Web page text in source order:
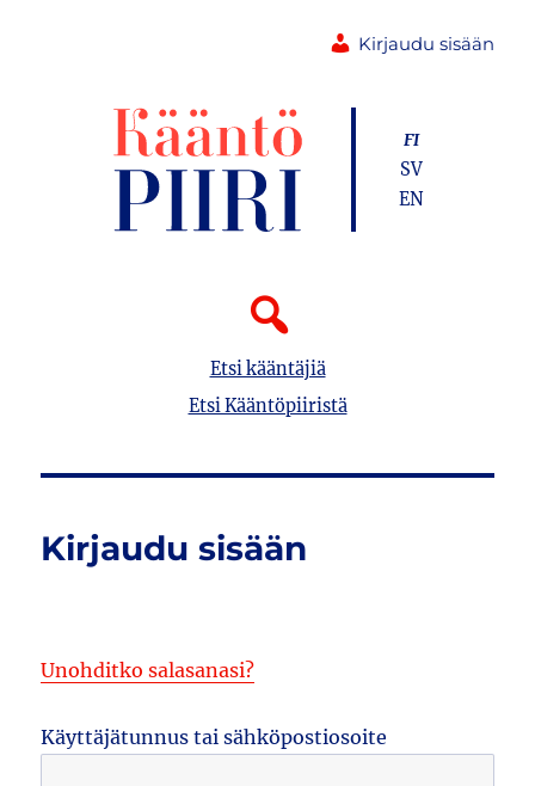
Kirjaudu sisään
Etsi kääntäjiä
Etsi Kääntöpiiristä
FI
SV
EN
Kirjaudu sisään
Unohditko salasanasi?
Käyttäjätunnus tai sähköpostiosoite